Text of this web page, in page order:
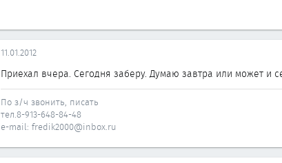
11.01.2012
Приехал вчера. Сегодня заберу. Думаю завтра или может и
По з/ч звонить, писать
тел.8-913-648-84-48
e-mail: fredik2000@inbox.ru